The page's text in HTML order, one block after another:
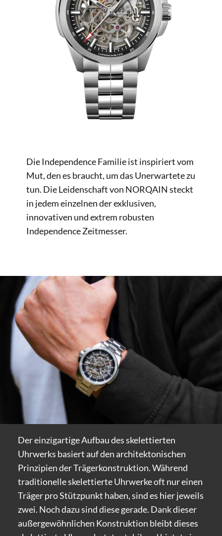
Die Independence Familie ist inspiriert vom
Mut, den es braucht, um das Unerwartete zu
tun. Die Leidenschaft von NORQAIN steckt
in jedem einzelnen der exklusiven,
innovativen und extrem robusten
Independence Zeitmesser.
Der einzigartige Aufbau des skelettierten
Uhrwerks basiert auf den architektonischen
Prinzipien der Trägerkonstruktion. Während
traditionelle skelettierte Uhrwerke oft nur einen
Träger pro Stützpunkt haben, sind es hier jeweils
zwei. Noch dazu sind diese gerade. Dank dieser
außergewöhnlichen Konstruktion bleibt dieses